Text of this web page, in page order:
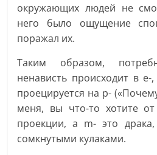
окружающих людей не
него было ощущение
поражал их.
Таким образом,
ненависть происходит в
проецируется на p-
меня, вы что-то хотите
проекции, а m- это
сомкнутыми кулаками.